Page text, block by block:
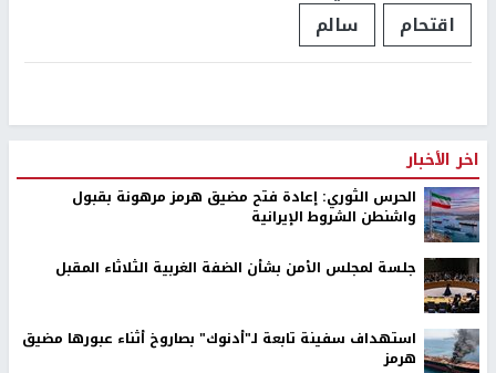
اقتحام
سالم
اخر الأخبار
الحرس الثوري: إعادة فتح مضيق هرمز مرهونة بقبول
واشنطن الشروط الإيرانية
جلسة لمجلس الأمن بشأن الضفة الغربية الثلاثاء المقبل
استهداف سفينة تابعة لـ"أدنوك" بصاروخ أثناء عبورها مضيق
هرمز